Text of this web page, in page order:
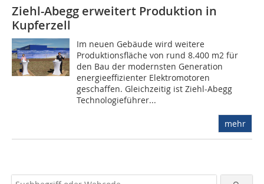
Ziehl-Abegg erweitert Produktion in
Kupferzell
Im neuen Gebäude wird weitere
Produktionsfläche von rund 8.400 m2 für
den Bau der modernsten Generation
energieeffizienter Elektromotoren
geschaffen. Gleichzeitig ist Ziehl-Abegg
Technologieführer...
mehr